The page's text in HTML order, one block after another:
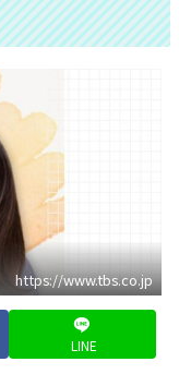
https://www.tbs.co.jp
LINE